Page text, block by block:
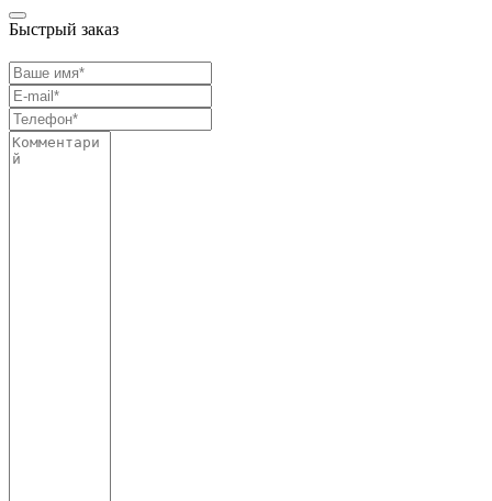
Быстрый заказ